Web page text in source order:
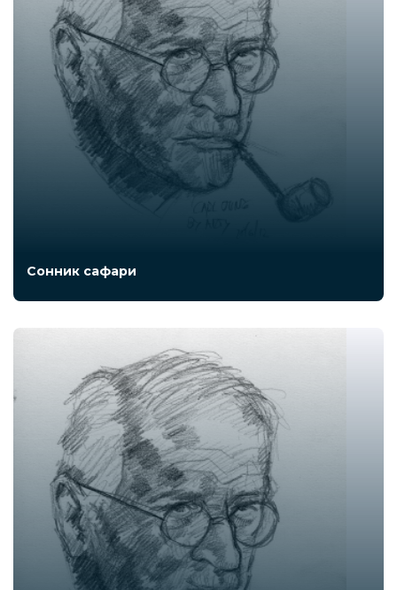
Сонник сафари